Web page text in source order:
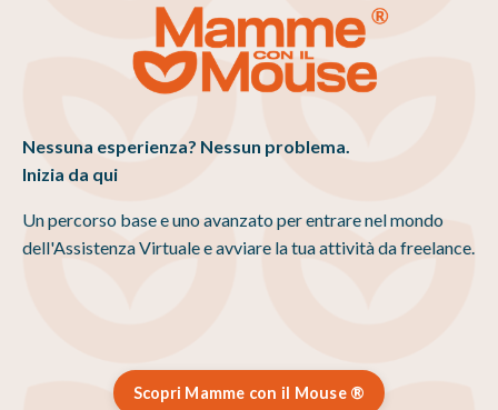
Nessuna esperienza? Nessun problema.
Inizia da qui
Un percorso base e uno avanzato per entrare nel mondo
dell'Assistenza Virtuale e avviare la tua attività da freelance.
Scopri Mamme con il Mouse ®